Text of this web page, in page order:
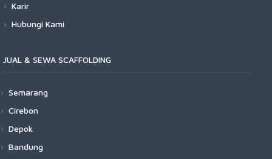
Karir
Hubungi Kami
JUAL & SEWA SCAFFOLDING
Semarang
Cirebon
Depok
Bandung